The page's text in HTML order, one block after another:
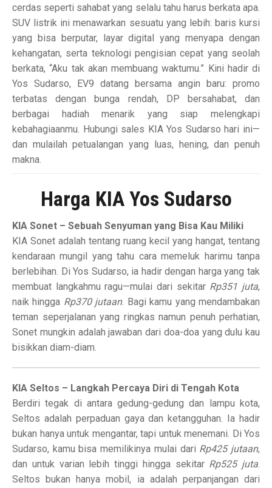
cerdas seperti sahabat yang selalu tahu harus berkata apa.
SUV listrik ini menawarkan sesuatu yang lebih: baris kursi
yang bisa berputar, layar digital yang menyapa dengan
kehangatan, serta teknologi pengisian cepat yang seolah
berkata, “Aku tak akan membuang waktumu.” Kini hadir di
Yos Sudarso, EV9 datang bersama angin baru: promo
terbatas dengan bunga rendah, DP bersahabat, dan
berbagai hadiah menarik yang siap melengkapi
kebahagiaanmu. Hubungi sales KIA Yos Sudarso hari ini—
dan mulailah petualangan yang luas, hening, dan penuh
makna.
Harga KIA Yos Sudarso
KIA Sonet – Sebuah Senyuman yang Bisa Kau Miliki
KIA Sonet adalah tentang ruang kecil yang hangat, tentang
kendaraan mungil yang tahu cara memeluk harimu tanpa
berlebihan. Di Yos Sudarso, ia hadir dengan harga yang tak
membuat langkahmu ragu—mulai dari sekitar Rp351 juta,
naik hingga Rp370 jutaan. Bagi kamu yang mendambakan
teman seperjalanan yang ringkas namun penuh perhatian,
Sonet mungkin adalah jawaban dari doa-doa yang dulu kau
bisikkan diam-diam.
KIA Seltos – Langkah Percaya Diri di Tengah Kota
Berdiri tegak di antara gedung-gedung dan lampu kota,
Seltos adalah perpaduan gaya dan ketangguhan. Ia hadir
bukan hanya untuk mengantar, tapi untuk menemani. Di Yos
Sudarso, kamu bisa memilikinya mulai dari Rp425 jutaan,
dan untuk varian lebih tinggi hingga sekitar Rp525 juta.
Seltos bukan hanya mobil, ia adalah perpanjangan dari